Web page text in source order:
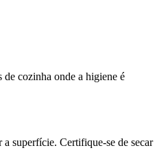
de cozinha onde a higiene é
superfície. Certifique-se de secar